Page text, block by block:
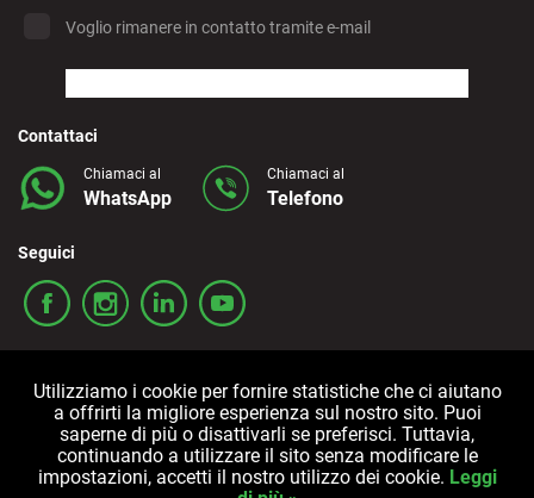
Voglio rimanere in contatto tramite e-mail
Contattaci
Chiamaci al
WhatsApp
Chiamaci al
Telefono
Seguici
Termini e condizioni Politica sulla privacy Cookies
Utilizziamo i cookie per fornire statistiche che ci aiutano
a offrirti la migliore esperienza sul nostro sito. Puoi
saperne di più o disattivarli se preferisci. Tuttavia,
continuando a utilizzare il sito senza modificare le
impostazioni, accetti il nostro utilizzo dei cookie. Leggi